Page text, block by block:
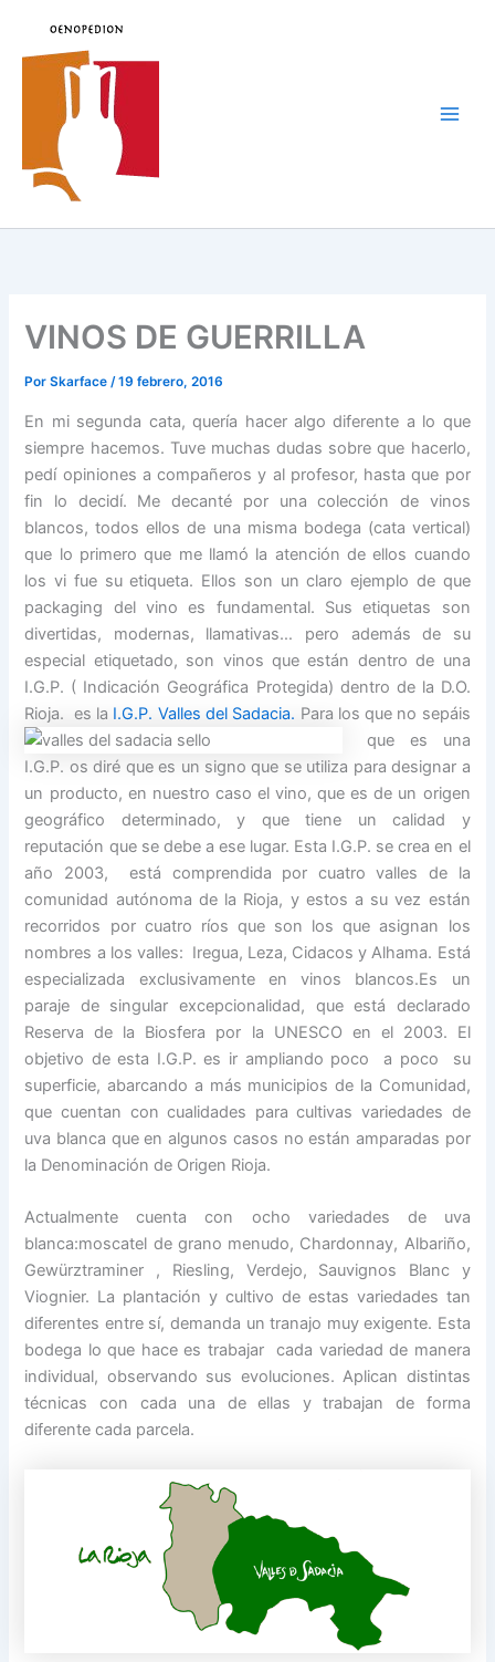
contenido
VINOS DE GUERRILLA
PorSkarface/19 febrero, 2016
En mi segunda cata, quería hacer algo diferente a lo que
siempre hacemos. Tuve muchas dudas sobre que hacerlo,
pedí opiniones a compañeros y al profesor, hasta que por
fin lo decidí. Me decanté por una colección de vinos
blancos, todos ellos de una misma bodega (cata vertical)
que lo primero que me llamó la atención de ellos cuando
los vi fue su etiqueta. Ellos son un claro ejemplo de que
packaging del vino es fundamental. Sus etiquetas son
divertidas, modernas, llamativas… pero además de su
especial etiquetado, son vinos que están dentro de una
I.G.P. ( Indicación Geográfica Protegida) dentro de la D.O.
Rioja. es la I.G.P. Valles del Sadacia. Para los que no sepáis
que es una
I.G.P. os diré que es un signo que se utiliza para designar a
un producto, en nuestro caso el vino, que es de un origen
geográfico determinado, y que tiene un calidad y
reputación que se debe a ese lugar. Esta I.G.P. se crea en el
año 2003, está comprendida por cuatro valles de la
comunidad autónoma de la Rioja, y estos a su vez están
recorridos por cuatro ríos que son los que asignan los
nombres a los valles: Iregua, Leza, Cidacos y Alhama. Está
especializada exclusivamente en vinos blancos.Es un
paraje de singular excepcionalidad, que está declarado
Reserva de la Biosfera por la UNESCO en el 2003. El
objetivo de esta I.G.P. es ir ampliando poco a poco su
superficie, abarcando a más municipios de la Comunidad,
que cuentan con cualidades para cultivas variedades de
uva blanca que en algunos casos no están amparadas por
la Denominación de Origen Rioja.
Actualmente cuenta con ocho variedades de uva
blanca:moscatel de grano menudo, Chardonnay, Albariño,
Gewürztraminer , Riesling, Verdejo, Sauvignos Blanc y
Viognier. La plantación y cultivo de estas variedades tan
diferentes entre sí, demanda un tranajo muy exigente. Esta
bodega lo que hace es trabajar cada variedad de manera
individual, observando sus evoluciones. Aplican distintas
técnicas con cada una de ellas y trabajan de forma
diferente cada parcela.